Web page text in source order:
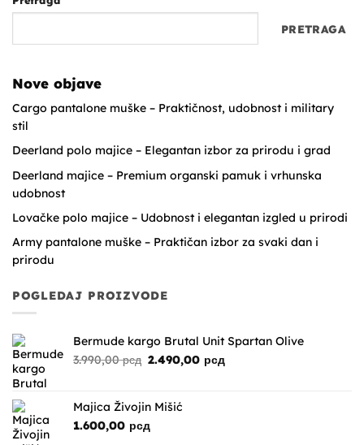
PRETRAGA
Nove objave
Cargo pantalone muške – Praktičnost, udobnost i military
stil
Deerland polo majice – Elegantan izbor za prirodu i grad
Deerland majice – Premium organski pamuk i vrhunska
udobnost
Lovačke polo majice – Udobnost i elegantan izgled u prirodi
Army pantalone muške – Praktičan izbor za svaki dan i
prirodu
POGLEDAJ PROIZVODE
Bermude kargo Brutal Unit Spartan Olive
3.990,00рсд Originalna
bila:
2.490,00 рсдTrenutna
Majica Živojin Mišić
1.600,00 рсд